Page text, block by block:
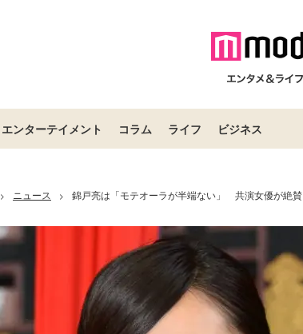
エンターテイメント コラム ライフ ビジネス
> ニュース > 錦戸亮は「モテオーラが半端ない」 共演女優が絶賛